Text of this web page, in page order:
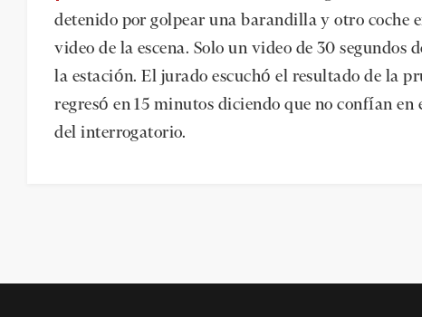
detenido por golpear una barandilla y otro coche
video de la escena. Solo un video de 30 segundos
la estación. El jurado escuchó el resultado de la
regresó en 15 minutos diciendo que no confían en
del interrogatorio.